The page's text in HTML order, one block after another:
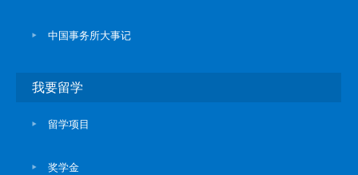
中国事务所大事记
我要留学
留学项目
奖学金